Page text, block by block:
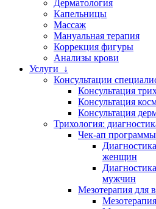
Дерматология
Капельницы
Массаж
Мануальная терапия
Коррекция фигуры
Анализы крови
Услуги ↓
Консультации
Консультация
Консультация
Консультация
Трихология:
Чек-ап
женщин
мужчин
Мезотерапия для